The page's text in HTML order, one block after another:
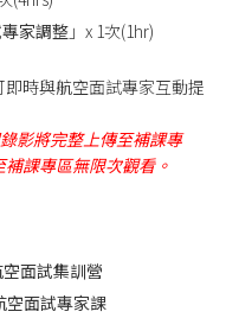
家調整 」x 1次(1hr)
即時與航空面試專家互動提
影將完整上傳至補課專
課專區無限次觀看。
面試集訓營
空面試專家課